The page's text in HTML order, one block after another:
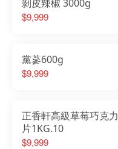
剝皮辣椒 3000g
$9,999
黨蔘600g
$9,999
正香軒高級草莓巧克力
片1KG.10
$9,999